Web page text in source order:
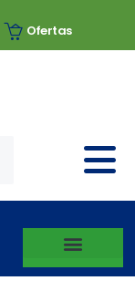
Ofertas